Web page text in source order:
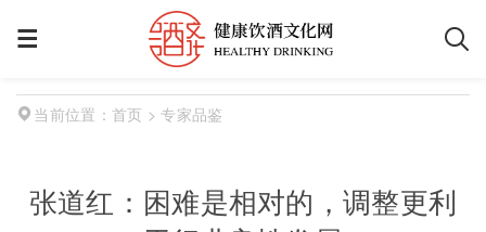
当前位置： 首页 > 专家品鉴
张道红：困难是相对的，调整更利